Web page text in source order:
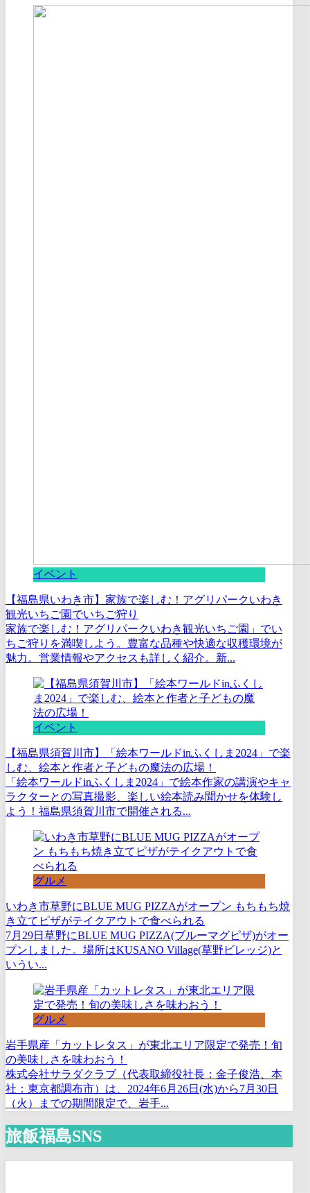
イベント
【福島県いわき市】家族で楽しむ！アグリパークいわき
観光いちご園でいちご狩り
家族で楽しむ！アグリパークいわき観光いちご園」でい
ちご狩りを満喫しよう。豊富な品種や快適な収穫環境が
魅力。営業情報やアクセスも詳しく紹介。新...
イベント
【福島県須賀川市】「絵本ワールドinふくしま2024」で楽
しむ、絵本と作者と子どもの魔法の広場！
「絵本ワールドinふくしま2024」で絵本作家の講演やキャ
ラクターとの写真撮影、楽しい絵本読み聞かせを体験し
よう！福島県須賀川市で開催される...
グルメ
いわき市草野にBLUE MUG PIZZAがオープン もちもち焼
き立てピザがテイクアウトで食べられる
7月29日草野にBLUE MUG PIZZA(ブルーマグピザ)がオー
プンしました。場所はKUSANO Village(草野ビレッジ)と
いうい...
グルメ
岩手県産「カットレタス」が東北エリア限定で発売！旬
の美味しさを味わおう！
株式会社サラダクラブ（代表取締役社長：金子俊浩、本
社：東京都調布市）は、2024年6月26日(水)から7月30日
（火）までの期間限定で、岩手...
旅飯福島SNS